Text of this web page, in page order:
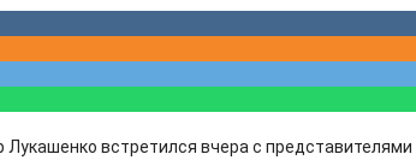
Лукашенко встретился вчера с представителями